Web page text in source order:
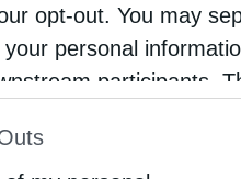
opt-out. You may
personal
participants.
that may further